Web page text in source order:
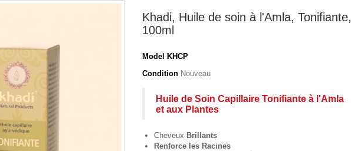
Khadi, Huile de soin à l'Amla, Tonifiante,
100ml
Model
KHCP
Condition Nouveau
Huile de Soin Capillaire Tonifiante à l'Amla
et aux Plantes
Cheveux Brillants
Renforce les Racines